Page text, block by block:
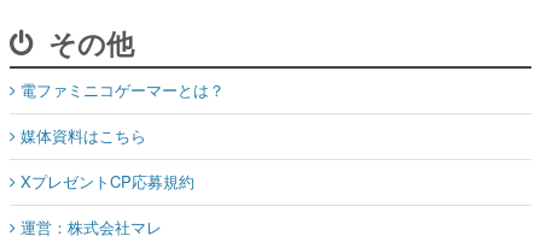
その他
電ファミニコゲーマーとは？
媒体資料はこちら
XプレゼントCP応募規約
運営：株式会社マレ